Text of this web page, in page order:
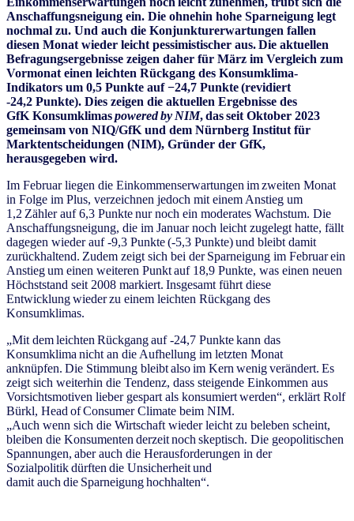
Anschaffungsneigung ein. Die ohnehin hohe Sparneigung legt
nochmal zu. Und auch die Konjunkturerwartungen fallen
diesen Monat wieder leicht pessimistischer aus. Die aktuellen
Befragungsergebnisse zeigen daher für März im Vergleich zum
Vormonat einen leichten Rückgang des Konsumklima-
Indikators um 0,5 Punkte auf −24,7 Punkte (revidiert
-24,2 Punkte). Dies zeigen die aktuellen Ergebnisse des
GfK Konsumklimaspowered by NIM, das seit Oktober 2023
gemeinsam von NIQ/GfK und dem Nürnberg Institut für
Marktentscheidungen (NIM), Gründer der GfK,
herausgegeben wird.
Im Februar liegen die Einkommenserwartungen im zweiten Monat
in Folge im Plus, verzeichnen jedoch mit einem Anstieg um
1,2 Zähler auf 6,3 Punkte nur noch ein moderates Wachstum. Die
Anschaffungsneigung, die im Januar noch leicht zugelegt hatte, fällt
dagegen wieder auf -9,3 Punkte (-5,3 Punkte) und bleibt damit
zurückhaltend. Zudem zeigt sich bei der Sparneigung im Februar ein
Anstieg um einen weiteren Punkt auf 18,9 Punkte, was einen neuen
Höchststand seit 2008 markiert. Insgesamt führt diese
Entwicklung wieder zu einem leichten Rückgang des
Konsumklimas.
„Mit dem leichten Rückgang auf -24,7 Punkte kann das
Konsumklima nicht an die Aufhellung im letzten Monat
anknüpfen. Die Stimmung bleibt also im Kern wenig verändert. Es
zeigt sich weiterhin die Tendenz, dass steigende Einkommen aus
Vorsichtsmotiven lieber gespart als konsumiert werden“, erklärt Rolf
Bürkl, Head of Consumer Climate beim NIM.
„Auch wenn sich die Wirtschaft wieder leicht zu beleben scheint,
bleiben die Konsumenten derzeit noch skeptisch. Die geopolitischen
Spannungen, aber auch die Herausforderungen in der
Sozialpolitik dürften die Unsicherheit und
damit auch die Sparneigung hochhalten“.